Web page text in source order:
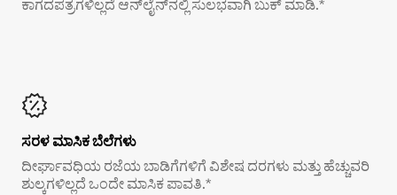
ಕಾಗದಪತ್ರಗಳಿಲ್ಲದೆ ಆನ್‌ಲೈನ್‌ನಲ್ಲಿ ಸುಲಭವಾಗಿ ಬುಕ್ ಮಾಡಿ.*
ಸರಳ ಮಾಸಿಕ ಬೆಲೆಗಳು
ದೀರ್ಘಾವಧಿಯ ರಜೆಯ ಬಾಡಿಗೆಗಳಿಗೆ ವಿಶೇಷ ದರಗಳು ಮತ್ತು ಹೆಚ್ಚುವರಿ
ಶುಲ್ಕಗಳಿಲ್ಲದೆ ಒಂದೇ ಮಾಸಿಕ ಪಾವತಿ.*